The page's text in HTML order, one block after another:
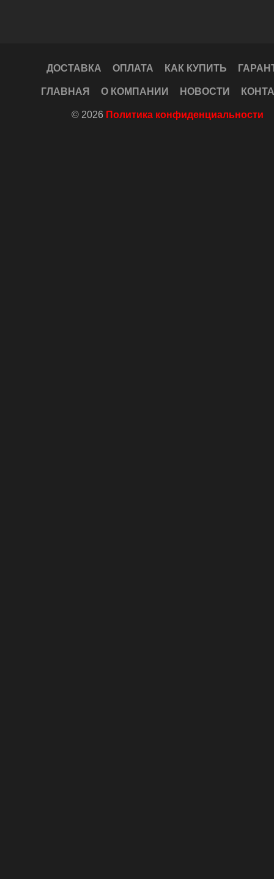
ДОСТАВКА ОПЛАТА КАК КУПИТЬ
ГЛАВНАЯ О КОМПАНИИ НОВОСТИ
© 2026 Политика конфиденциальности